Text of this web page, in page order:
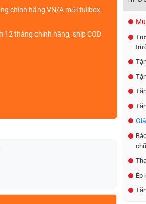
chính hãng VN/A mớifullbox,
12 tháng chính hãng, ship COD
Ép